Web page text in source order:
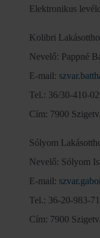
Elektronikus
Kolibri
Nevelő: Pappné
E-mail:
Tel.: 36/30-410-
Cím: 7900
Sólyom
Nevelő: Sólyom
E-mail:
Tel.: 36-20-983-
Cím: 7900